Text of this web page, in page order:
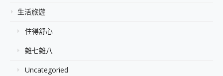
生活旅遊
住得舒心
雜七雜八
Uncategoried